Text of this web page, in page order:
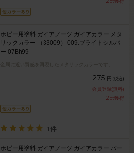
ホビー用塗料 ガイアノーツ ガイアカラー メタ
リックカラー （33009） 009.ブライトシルバ
ー 07Bh99_
金属に近い質感を再現したメタリックカラーです。
275 円 (税込)
会員登録(無料)
12pt獲得
1件
ホビー用塗料 ガイアノーツ ガイアカラー パー